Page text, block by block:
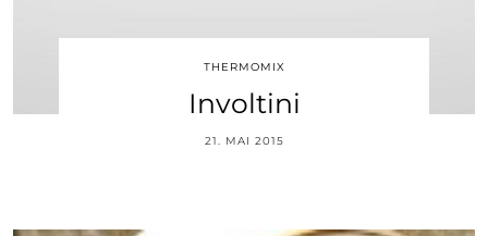
THERMOMIX
Involtini
21. MAI 2015